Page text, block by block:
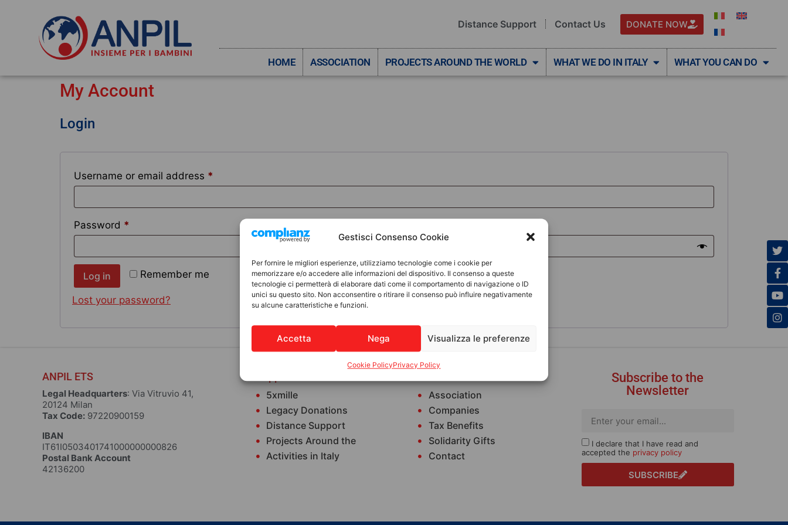
Gestisci Consenso Cookie
Per fornire le migliori esperienze, utilizziamo tecnologie come i cookie per
memorizzare e/o accedere alle informazioni del dispositivo. Il consenso a queste
tecnologie ci permetterà di elaborare dati come il comportamento di navigazione o ID
unici su questo sito. Non acconsentire o ritirare il consenso può influire negativamente
su alcune caratteristiche e funzioni.
Accetta Nega Visualizza le preferenze
Cookie PolicyPrivacy Policy
Distance Support Contact Us DONATE NOW
HOME ASSOCIATION PROJECTS AROUND THE WORLD WHAT WE DO IN ITALY WHAT YOU CAN DO
My Account
Login
Username or email address *
Password *
Remember me
Log in
Lost your password?
ANPIL ETS
Legal Headquarters: Via Vitruvio 41,
20124 Milan
Tax Code: 97220900159
IBAN
IT61I0503401741000000000826
Postal Bank Account
42136200
5xmille
Legacy Donations
Distance Support
Projects Around the
Activities in Italy
Association
Companies
Tax Benefits
Solidarity Gifts
Contact
Subscribe to the
Newsletter
I declare that I have read and
accepted the privacy policy
SUBSCRIBE